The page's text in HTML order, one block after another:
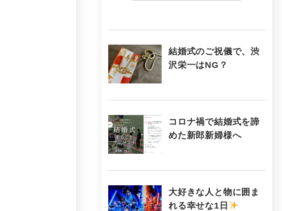
結婚式のご祝儀で、渋
沢栄一はNG？
コロナ禍で結婚式を諦
めた新郎新婦様へ
大好きな人と物に囲ま
れる幸せな1日